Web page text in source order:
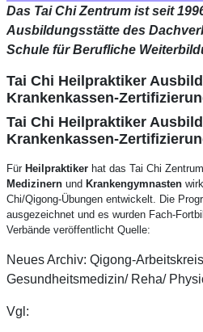
Das Tai Chi Zentrum ist seit
Ausbildungsstätte des
Schule für Berufliche
Tai Chi Heilpraktiker
Krankenkassen-
Tai Chi Heilpraktiker
Krankenkassen-
Für Heilpraktiker hat das Tai Chi
Medizinern und Krankengymnasten
Chi/Qigong-Übungen entwickelt. Die
ausgezeichnet und es wurden Fach-
Verbände veröffentlicht Quelle:
Neues Archiv: Qigong-
Gesundheitsmedizin/ Reha/
Vgl: